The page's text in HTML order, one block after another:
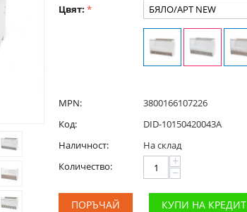
Цвят:
MPN:
3800166107226
Код:
DID-10150420043A
Наличност:
На склад
Количество:
+
−
ПОРЪЧАЙ КУПИ НА КРЕДИТ